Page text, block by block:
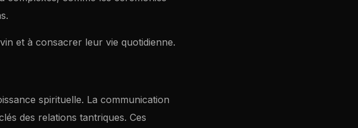
et à consacrer leur vie quotidienne.
spirituelle. La communication
des relations tantriques. Ces